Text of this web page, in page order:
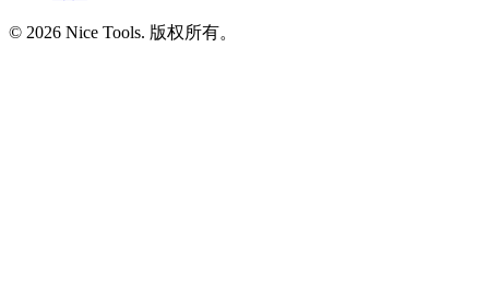
© 2026 Nice Tools. 版权所有。